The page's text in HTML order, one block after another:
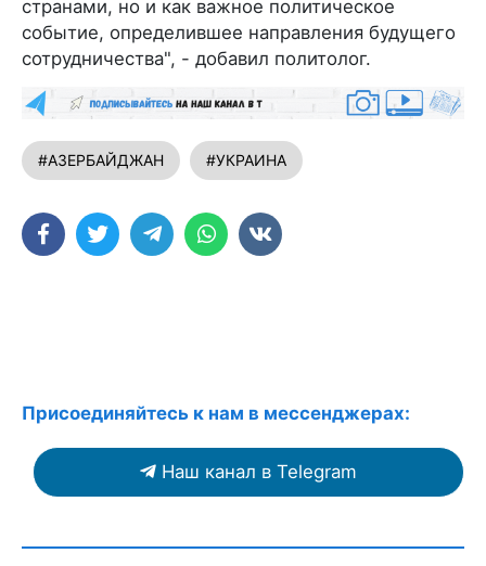
странами, но и как важное политическое
событие, определившее направления будущего
сотрудничества", - добавил политолог.
#АЗЕРБАЙДЖАН #УКРАИНА
Присоединяйтесь к нам в мессенджерах:
Наш канал в Telegram